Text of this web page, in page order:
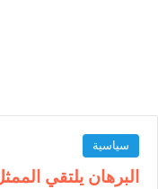
سياسية
البرهان يلتقي